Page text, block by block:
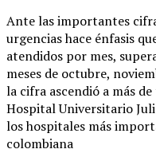
Ante las importantes
urgencias hace énfasis
atendidos por mes,
meses de octubre,
la cifra ascendió a más
Hospital Universitario
los hospitales más
colombiana